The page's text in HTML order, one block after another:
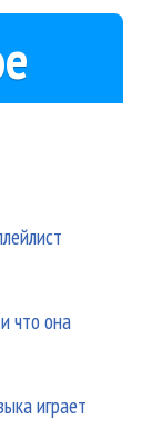
что она
играет